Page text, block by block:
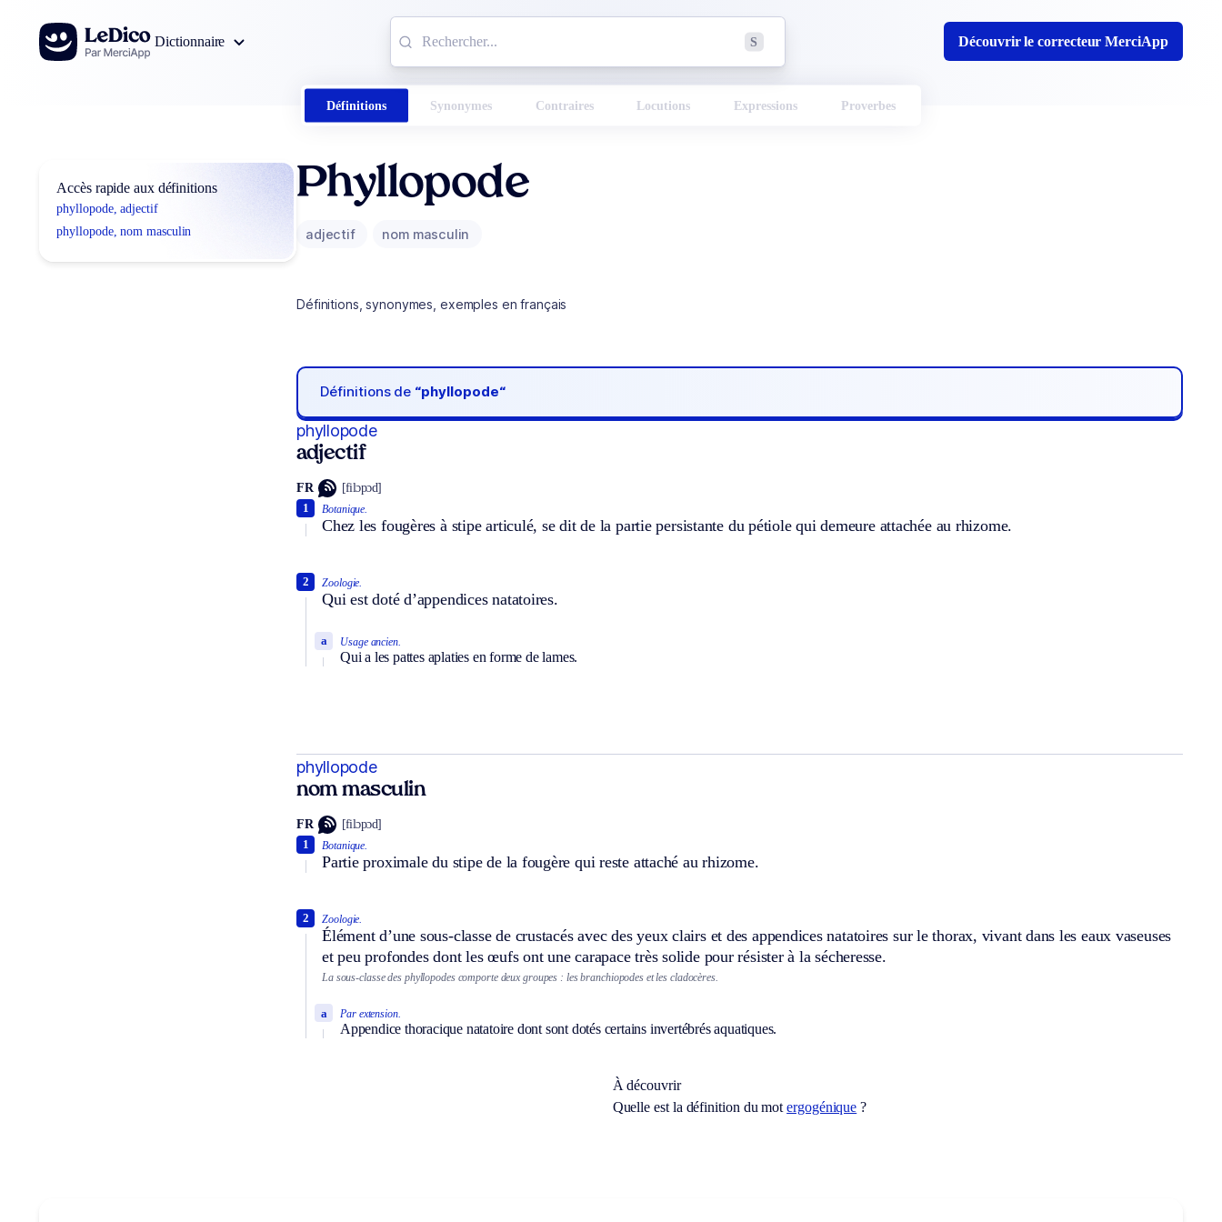
Aller au contenu
Dictionnaire
S Découvrir le correcteur MerciApp
Définitions Synonymes Contraires Locutions Expressions Proverbes
Accès rapide aux définitions
phyllopode, adjectif
phyllopode, nom masculin
Phyllopode
adjectif nom masculin
Définitions, synonymes, exemples en français
Définitions de “phyllopode“
phyllopode
adjectif
FR [filɔpɔd]
Botanique.
Chez les fougères à stipe articulé, se dit de la partie persistante du pétiole qui demeure attachée au rhizome.
1
Zoologie.
Qui est doté d’appendices natatoires.
2
Usage ancien.
Qui a les pattes aplaties en forme de lames.
a
phyllopode
nom masculin
FR [filɔpɔd]
Botanique.
Partie proximale du stipe de la fougère qui reste attaché au rhizome.
1
Zoologie.
Élément d’une sous-classe de crustacés avec des yeux clairs et des appendices natatoires sur le thorax, vivant dans les eaux vaseuses
et peu profondes dont les œufs ont une carapace très solide pour résister à la sécheresse.
2
La sous-classe des phyllopodes comporte deux groupes : les branchiopodes et les cladocères.
Par extension.
Appendice thoracique natatoire dont sont dotés certains invertébrés aquatiques.
a
À découvrir
Quelle est la définition du motergogénique ?